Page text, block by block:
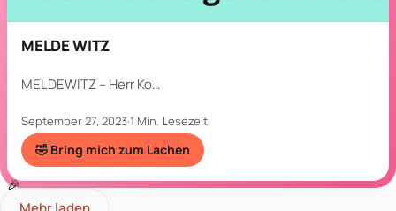
MELDE WITZ
MELDEWITZ – Herr Ko…
September 27, 2023·1 Min. Lesezeit
🤣 Bring mich zum Lachen